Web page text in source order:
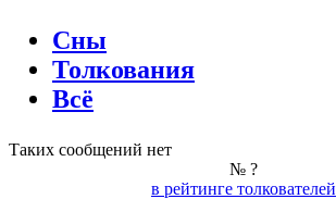
Сны
Толкования
Всё
Таких сообщений нет
№ ?
в рейтинге толкователей